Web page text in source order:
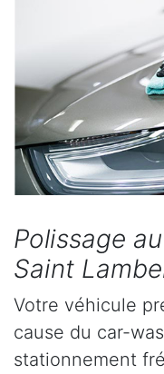
Polissage
Saint
Votre véhicule
cause du car-
stationnement